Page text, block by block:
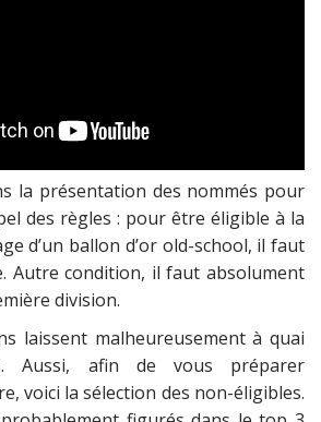
la présentation des nommés pour
des règles : pour être éligible à la
d’un ballon d’or old-school, il faut
Autre condition, il faut absolument
division.
laissent malheureusement à quai
Aussi, afin de vous préparer
voici la sélection des non-éligibles.